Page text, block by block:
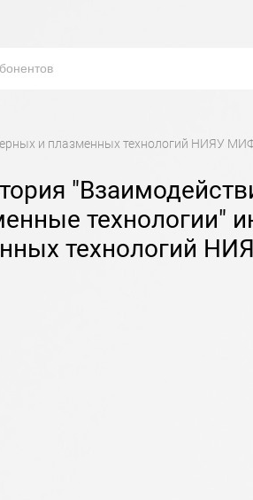
и плазменных технологий НИЯУ
технологии"
технологий